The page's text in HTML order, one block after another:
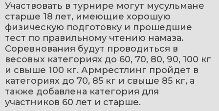
Участвовать в турнире могут мусульмане
старше 18 лет, имеющие хорошую
физическую подготовку и прошедшие
тест по правильному чтению намаза.
Соревнования будут проводиться в
весовых категориях до 60, 70, 80, 90, 100 кг
и свыше 100 кг. Армрестлинг пройдет в
категориях до 70, 85 кг и свыше 85 кг, а
также добавлена категория для
участников 60 лет и старше.